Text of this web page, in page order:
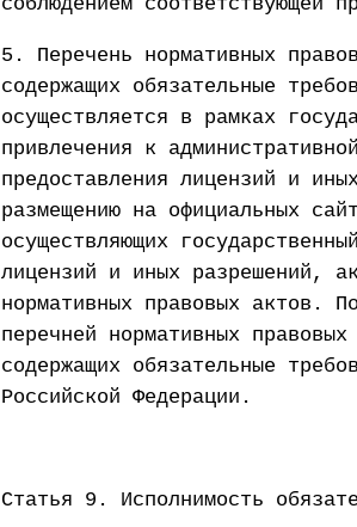
соблюдением соответствующей
5. Перечень нормативных
содержащих обязательные
осуществляется в рамках
привлечения к
предоставления лицензий и
размещению на официальных
осуществляющих
лицензий и иных разрешений,
нормативных правовых актов.
перечней нормативных
содержащих обязательные
Российской Федерации.
Статья 9. Исполнимость